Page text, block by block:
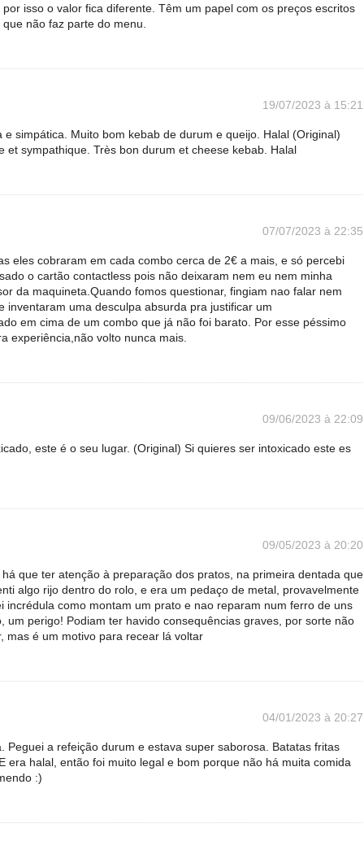
isso o valor fica diferente. Têm um papel com os preços escritos
não faz parte do menu.
19/07/2023 à 15:21
e simpática. Muito bom kebab de durum e queijo. Halal (Original)
et sympathique. Très bon durum et cheese kebab. Halal
07/07/2023 à 22:35
eles cobraram em cada combo cerca de 2€ a mais, e só percebi
o cartão contactless pois não deixaram nem eu nem minha
da maquineta.Quando fomos questionar, fingiam nao falar nem
inventaram uma desculpa absurda pra justificar um
em cima de um combo que já não foi barato. Por esse péssimo
experiência,não volto nunca mais.
09/06/2023 à 22:09
este é o seu lugar. (Original) Si quieres ser intoxicado este es
09/05/2023 à 20:20
que ter atenção à preparação dos pratos, na primeira dentada que
algo rijo dentro do rolo, e era um pedaço de metal, provavelmente
incrédula como montam um prato e nao reparam num ferro de uns
um perigo! Podiam ter havido consequências graves, por sorte não
mas é um motivo para recear lá voltar
04/01/2023 à 20:27
Peguei a refeição durum e estava super saborosa. Batatas fritas
era halal, então foi muito legal e bom porque não há muita comida
:)